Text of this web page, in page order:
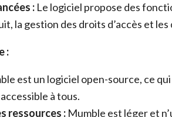
: Le logiciel propose des
la gestion des droits d’accès et
:
est un logiciel open-source, ce
à tous.
ressources : Mumble est léger et